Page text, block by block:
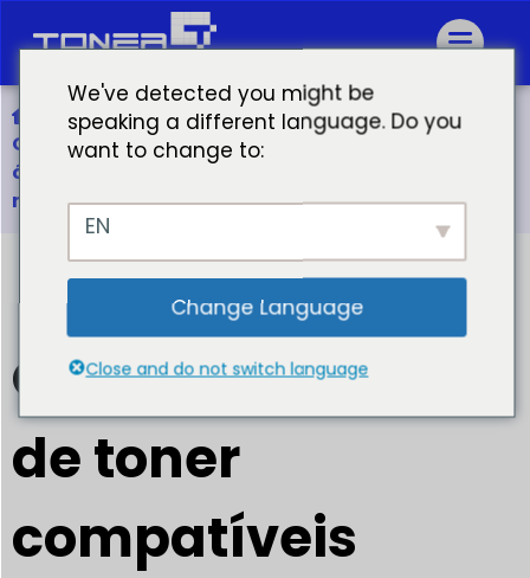
Início
Os cartuchos de toner compatíveis oferecem um
ótimo custo-benefício para todas as principais
marcas de impressoras
Os cartuchos
de toner
compatíveis
We've detected you might be
speaking a different language. Do you
want to change to:
EN
Change Language
Close and do not switch language